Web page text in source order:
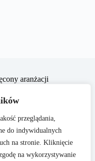
przeglądania,
do indywidualnych
na stronie. Kliknięcie
na wykorzystywanie
aranżacji
i inspiracji,
i